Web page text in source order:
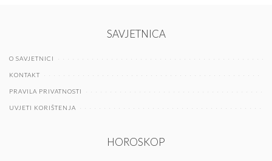
SAVJETNICA
O SAVJETNICI
KONTAKT
PRAVILA PRIVATNOSTI
UVJETI KORIŠTENJA
HOROSKOP